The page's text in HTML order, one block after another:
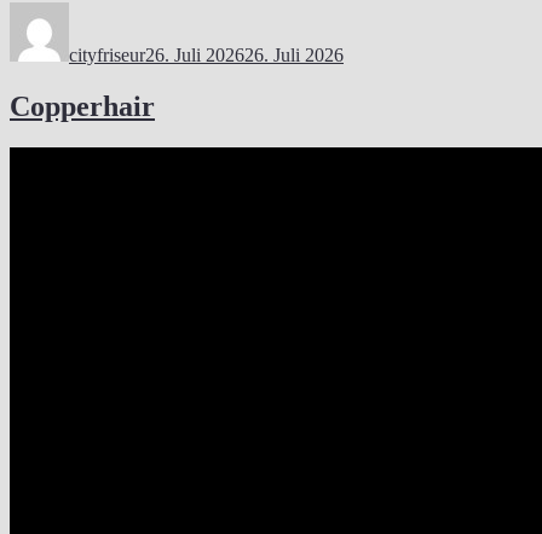
cityfriseur26. Juli 202626. Juli 2026
Copperhair